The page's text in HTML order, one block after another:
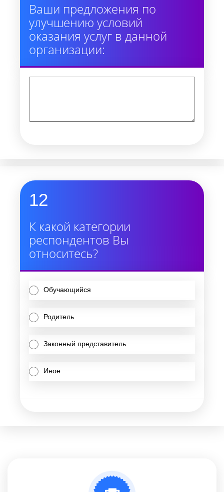
Ваши предложения по
улучшению условий
оказания услуг в данной
организации:
12
К какой категории
респондентов Вы
относитесь?
Обучающийся
Родитель
Законный представитель
Иное